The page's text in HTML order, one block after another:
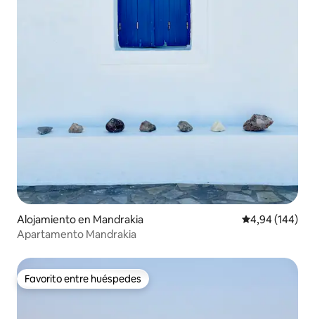
Alojamiento en Mandrakia Calificación
4,94 (144)
Apartamento Mandrakia
Favorito entre huéspedes
Favorito entre huéspedes